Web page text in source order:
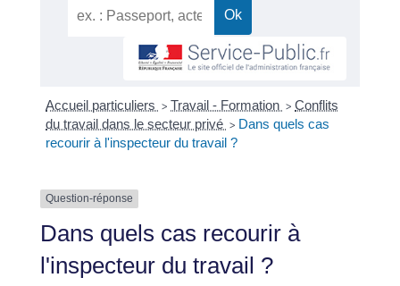
Accueil particuliers > Travail - Formation > Conflits
du travail dans le secteur privé > Dans quels cas
recourir à l'inspecteur du travail ?
Question-réponse
Dans quels cas recourir à
l'inspecteur du travail ?